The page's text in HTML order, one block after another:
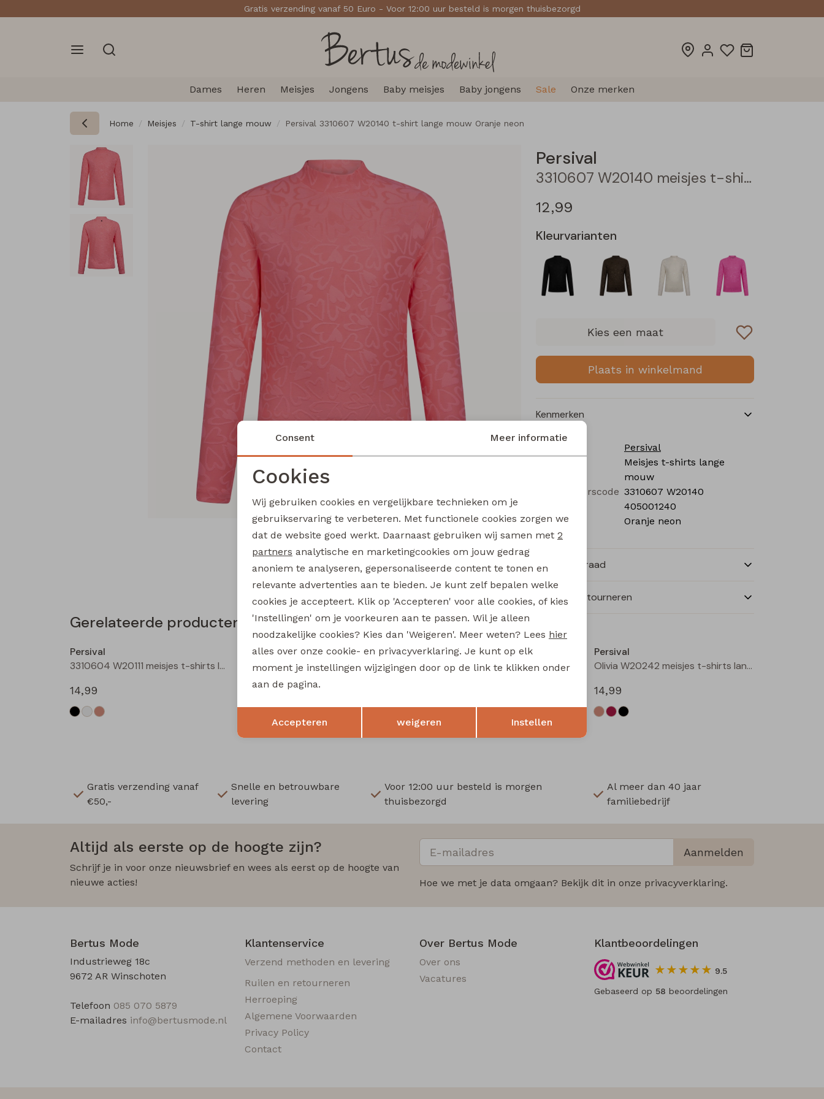
Gratis verzending vanaf 50 Euro - Voor 12:00 uur besteld is morgen thuisbezorgd
Dames Heren Meisjes Jongens Baby meisjes Baby jongens Sale Onze merken
Home Meisjes T-shirt lange mouw Persival 3310607 W20140 t-shirt lange mouw Oranje neon
Persival
3310607 W20140 meisjes t-shirts lange mouw Oranje neon
12,99
Kleurvarianten
Kies een maat
Plaats in winkelmand
Kenmerken
Persival
Meisjes t-shirts lange
mouw
Leverancierscode 3310607 W20140
405001240
Kleur
Oranje neon
Winkelvoorraad
Ruilen en retourneren
Gerelateerde producten
Persival
3310604 W20111 meisjes t-shirts lange mouw Zwart
14,99
Persival
Olivia W20242 meisjes t-shirts lange mouw Wijnrood
14,99
Persival
Persival
Olivia W20242 meisjes t-shirts lange mouw Zwart
14,99
Gratis verzending vanaf
€50,-
Snelle en betrouwbare
levering
Voor 12:00 uur besteld is morgen
thuisbezorgd
Al meer dan 40 jaar
familiebedrijf
Altijd als eerste op de hoogte zijn?
Schrijf je in voor onze nieuwsbrief en wees als eerst op de hoogte van
nieuwe acties!
Aanmelden
Hoe we met je data omgaan? Bekijk dit in onze privacyverklaring.
Bertus Mode
Industrieweg 18c
9672 AR Winschoten
Telefoon 085 070 5879
E-mailadres info@bertusmode.nl
Klantenservice
Verzend methoden en levering
Ruilen en retourneren
Herroeping
Algemene Voorwaarden
Privacy Policy
Contact
Over Bertus Mode
Over ons
Vacatures
Klantbeoordelingen
9.5
Gebaseerd op 58 beoordelingen
Noodzakelijke cookies
Analytische cookies Marketing cookies
Terug Opslaan
Consent Meer informatie
Cookies
Wij gebruiken cookies en vergelijkbare technieken om je
gebruikservaring te verbeteren. Met functionele cookies zorgen we
dat de website goed werkt. Daarnaast gebruiken wij samen met 2
partners analytische en marketingcookies om jouw gedrag
anoniem te analyseren, gepersonaliseerde content te tonen en
relevante advertenties aan te bieden. Je kunt zelf bepalen welke
cookies je accepteert. Klik op 'Accepteren' voor alle cookies, of kies
'Instellingen' om je voorkeuren aan te passen. Wil je alleen
noodzakelijke cookies? Kies dan 'Weigeren'. Meer weten? Lees hier
alles over onze cookie- en privacyverklaring. Je kunt op elk
moment je instellingen wijzigingen door op de link te klikken onder
aan de pagina.
Accepteren weigeren Instellen